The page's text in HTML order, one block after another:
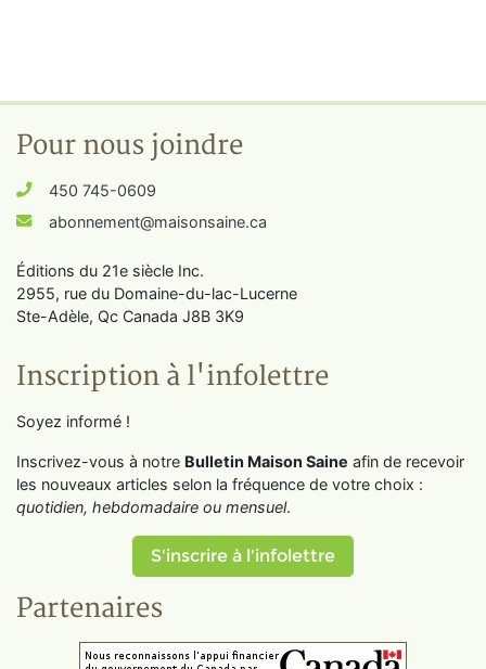
Pour nous joindre
450 745-0609
abonnement@maisonsaine.ca
Éditions du 21e siècle Inc.
2955, rue du Domaine-du-lac-Lucerne
Ste-Adèle, Qc Canada J8B 3K9
Inscription à l'infolettre
Soyez informé !
Inscrivez-vous à notre Bulletin Maison Saine afin de recevoir
les nouveaux articles selon la fréquence de votre choix :
quotidien, hebdomadaire ou mensuel.
S'inscrire à l'infolettre
Partenaires